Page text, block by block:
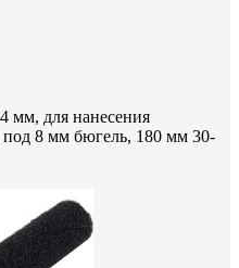
мм, для нанесения
8 мм бюгель, 180 мм 30-